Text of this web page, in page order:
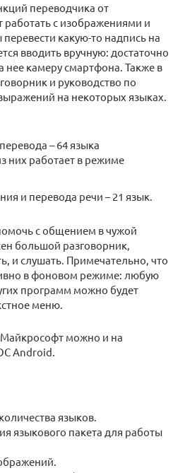
переводчика от
с изображениями и
какую-то надпись на
вводить вручную: достаточно
нее камеру смартфона. Также в
и руководство по
на некоторых языках.
– 64 языка
них работает в режиме
и перевода речи – 21 язык.
с общением в чужой
большой разговорник,
и слушать. Примечательно, что
в фоновом режиме: любую
программ можно будет
меню.
Майкрософт можно и на
Android.
языков.
языкового пакета для работы